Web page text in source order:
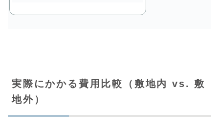
実際にかかる費用比較（敷地内 vs. 敷
地外）